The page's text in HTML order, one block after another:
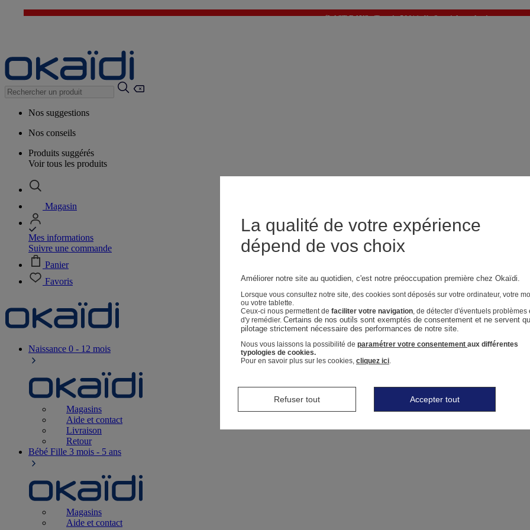
⚡LAST DAYS : Tout à -50%* dès 2 articles achetés>
Nos suggestions
Nos conseils
Produits suggérés
Voir tous les produits
Magasin
Mes informations
Suivre une commande
Panier
Favoris
Naissance 0 - 12 mois
Magasins
Aide et contact
Livraison
Retour
Bébé Fille 3 mois - 5 ans
Magasins
Aide et contact
La qualité de votre expérience
dépend de vos choix
Améliorer notre site au quotidien, c'est notre préoccupation première chez Okaïdi.
Lorsque vous consultez notre site, des cookies sont déposés sur votre ordinateur, votre
ou votre tablette.
Ceux-ci nous permettent de faciliter votre navigation, de détecter d'éventuels problèmes
d'y remédier. Certains de nos outils sont exemptés de consentement et ne servent
pilotage strictement nécessaire des performances de notre site.
Nous vous laissons la possibilité de paramétrer votre consentement aux différentes
typologies de cookies.
Pour en savoir plus sur les cookies, cliquez ici.
Refuser tout Accepter tout